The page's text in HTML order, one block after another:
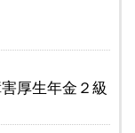
厚生年金２級